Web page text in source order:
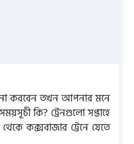
করবেন তখন আপনার মনে
কি? ট্রেনগুলো সপ্তাহে
কক্সবাজার ট্রেনে যেতে